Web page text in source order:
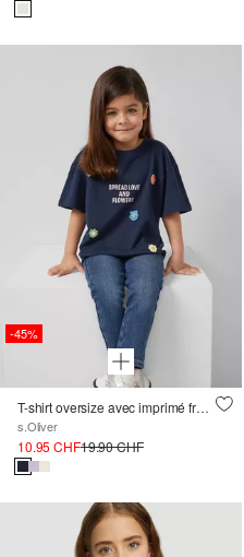
-45%
T-shirt oversize avec imprimé frontal et applications
s.Oliver
10.95 CHF19.90 CHF